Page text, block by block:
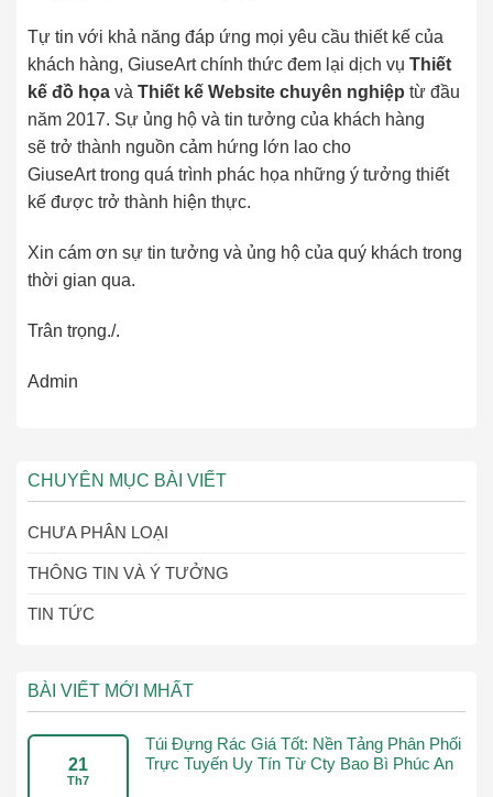
Tự tin với khả năng đáp ứng mọi yêu cầu thiết kế của
khách hàng, GiuseArt chính thức đem lại dịch vụ Thiết
kế đồ họa và Thiết kế Website chuyên nghiệp từ đầu
năm 2017. Sự ủng hộ và tin tưởng của khách hàng
sẽ trở thành nguồn cảm hứng lớn lao cho
GiuseArt trong quá trình phác họa những ý tưởng thiết
kế được trở thành hiện thực.
Xin cám ơn sự tin tưởng và ủng hộ của quý khách trong
thời gian qua.
Trân trọng./.
Admin
CHUYÊN MỤC BÀI VIẾT
CHƯA PHÂN LOẠI
THÔNG TIN VÀ Ý TƯỞNG
TIN TỨC
BÀI VIẾT MỚI MHẤT
21
Th7
Túi Đựng Rác Giá Tốt: Nền Tảng Phân Phối
Trực Tuyến Uy Tín Từ Cty Bao Bì Phúc An